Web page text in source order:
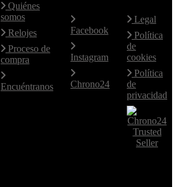
Quiénes
somos
Relojes
Proceso de
compra
Encuéntranos
Facebook
Instagram
Chrono24
Legal
Política
de
cookies
Política
de
privacidad